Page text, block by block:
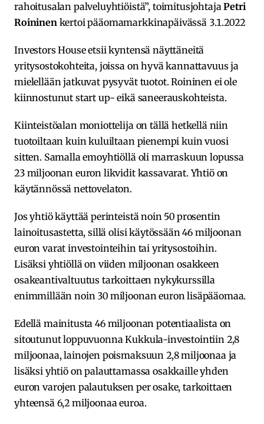
rahoitusalan palveluyhtiöistä”, toimitusjohtajaPetri
Roininenkertoi pääomamarkkinapäivässä 3.1.2022
Investors House etsii kyntensä näyttäneitä
yritysostokohteita, joissa on hyvä kannattavuus ja
mielellään jatkuvat pysyvät tuotot. Roininen ei ole
kiinnostunut start up- eikä saneerauskohteista.
Kiinteistöalan moniottelija on tällä hetkellä niin
tuotoiltaan kuin kuluiltaan pienempi kuin vuosi
sitten. Samalla emoyhtiöllä oli marraskuun lopussa
23 miljoonan euron likvidit kassavarat. Yhtiö on
käytännössä nettovelaton.
Jos yhtiö käyttää perinteistä noin 50 prosentin
lainoitusastetta, sillä olisi käytössään 46 miljoonan
euron varat investointeihin tai yritysostoihin.
Lisäksi yhtiöllä on viiden miljoonan osakkeen
osakeantivaltuutus tarkoittaen nykykurssilla
enimmillään noin 30 miljoonan euron lisäpääomaa.
Edellä mainitusta 46 miljoonan potentiaalista on
sitoutunut loppuvuonna Kukkula-investointiin 2,8
miljoonaa, lainojen poismaksuun 2,8 miljoonaa ja
lisäksi yhtiö on palauttamassa osakkaille yhden
euron varojen palautuksen per osake, tarkoittaen
yhteensä 6,2 miljoonaa euroa.